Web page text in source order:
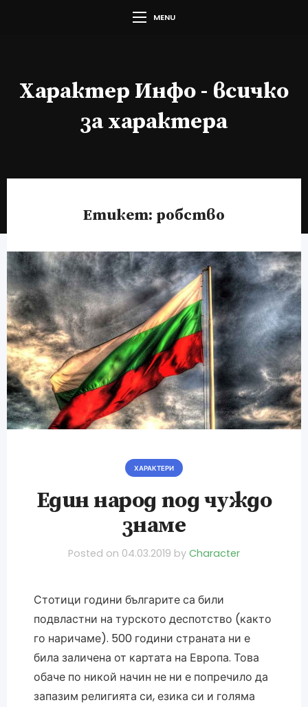
MENU
Характер Инфо - всичко
за характера
Етикет: робство
ХАРАКТЕРИ
Един народ под чуждо
знаме
Posted on 04.03.2019 by Character
Стотици години българите са били
подвластни на турското деспотство (както
го наричаме). 500 години страната ни е
била заличена от картата на Европа. Това
обаче по никой начин не ни е попречило да
запазим религията си, езика си и голяма